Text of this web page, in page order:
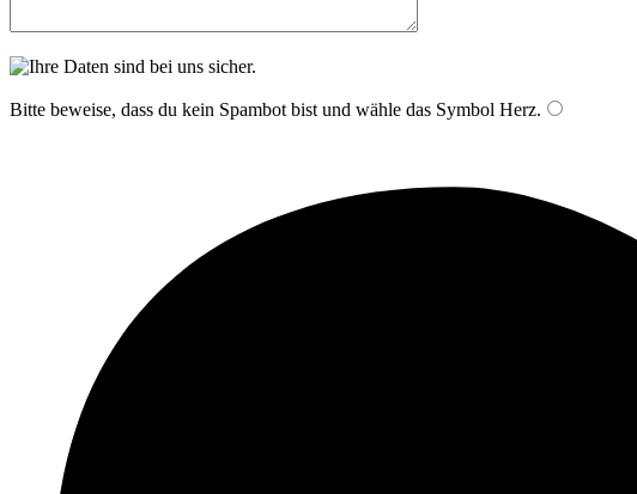
Bitte beweise, dass du kein Spambot bist und wähle das Symbol Herz.